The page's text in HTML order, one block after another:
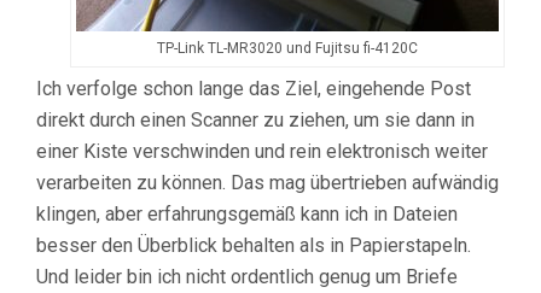
TP-Link TL-MR3020 und Fujitsu fi-4120C
Ich verfolge schon lange das Ziel, eingehende Post
direkt durch einen Scanner zu ziehen, um sie dann in
einer Kiste verschwinden und rein elektronisch weiter
verarbeiten zu können. Das mag übertrieben aufwändig
klingen, aber erfahrungsgemäß kann ich in Dateien
besser den Überblick behalten als in Papierstapeln.
Und leider bin ich nicht ordentlich genug um Briefe